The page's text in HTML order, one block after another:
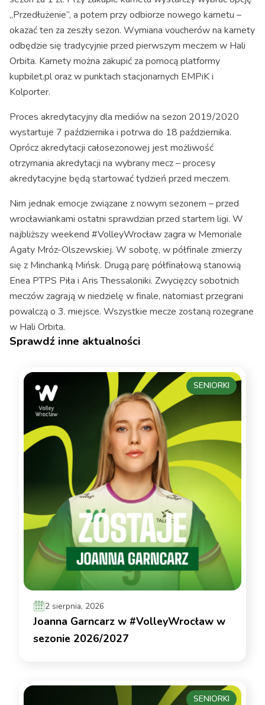
„Przedłużenie”, a potem przy odbiorze nowego karnetu –
okazać ten za zeszły sezon. Wymiana voucherów na karnety
odbędzie się tradycyjnie przed pierwszym meczem w Hali
Orbita. Karnety można zakupić za pomocą platformy
kupbilet.pl oraz w punktach stacjonarnych EMPiK i
Kolporter.
Proces akredytacyjny dla mediów na sezon 2019/2020
wystartuje 7 października i potrwa do 18 października.
Oprócz akredytacji całosezonowej jest możliwość
otrzymania akredytacji na wybrany mecz – procesy
akredytacyjne będą startować tydzień przed meczem.
Nim jednak emocje związane z nowym sezonem – przed
wrocławiankami ostatni sprawdzian przed startem ligi. W
najbliższy weekend #VolleyWrocław zagra w Memoriale
Agaty Mróz-Olszewskiej. W sobotę, w półfinale zmierzy
się z Minchanką Mińsk. Drugą parę półfinałową stanowią
Enea PTPS Piła i Aris Thessaloniki. Zwycięzcy sobotnich
meczów zagrają w niedzielę w finale, natomiast przegrani
powalczą o 3. miejsce. Wszystkie mecze zostaną rozegrane
w Hali Orbita.
Sprawdź inne aktualności
2 sierpnia, 2026
Joanna Garncarz w #VolleyWrocław w
sezonie 2026/2027
SENIORKI
SENIORKI